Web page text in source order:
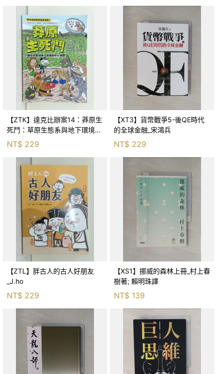
【ZTK】達克比辦案14：莽原生
死鬥：草原生態系與地下環境的
生存適應_柯智元
NT$ 229
【XT3】貨幣戰爭5-後QE時代
的全球金融_宋鴻兵
NT$ 229
【ZTL】胖古人的古人好朋友
_J.ho
NT$ 229
【XS1】挪威的森林上冊_村上春
樹著; 賴明珠譯
NT$ 139